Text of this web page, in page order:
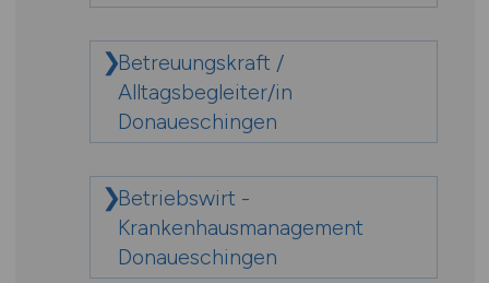
Betreuungskraft /
Alltagsbegleiter/in
Donaueschingen
Betriebswirt -
Krankenhausmanagement
Donaueschingen